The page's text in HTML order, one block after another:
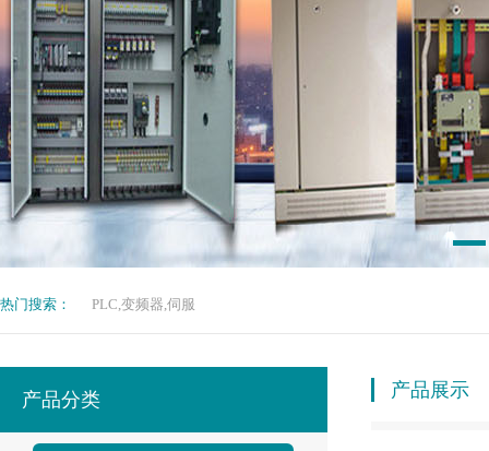
热门搜索： PLC,变频器,伺服
产品分类 产品展示